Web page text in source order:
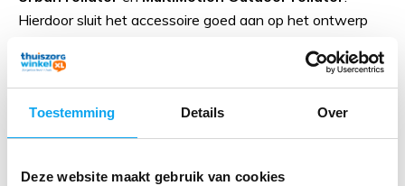
Toestemming Details Over
Deze website maakt gebruik van cookies
Hierdoor sluit het accessoire goed aan op het ontwerp
uitbreiding van uw mobiliteitshulpmiddel.
Eenvoudig te monteren
Voor het plaatsen van het dienblad dient de rugsteun